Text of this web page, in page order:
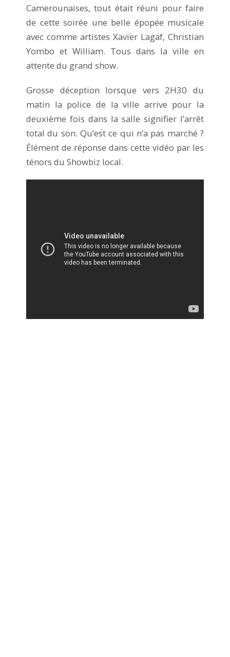
Camerounaises, tout était réuni pour faire
de cette soirée une belle épopée musicale
avec comme artistes Xavier Lagaf, Christian
Yombo et William. Tous dans la ville en
attente du grand show.
Grosse déception lorsque vers 2H30 du
matin la police de la ville arrive pour la
deuxième fois dans la salle signifier l’arrêt
total du son. Qu’est ce qui n’a pas marché ?
Élément de réponse dans cette vidéo par les
ténors du Showbiz local.